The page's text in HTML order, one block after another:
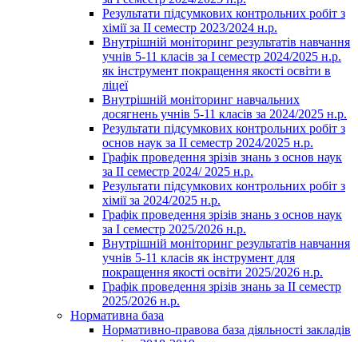
Результати підсумкових контрольних робіт з
хімії за ІІ семестр 2023/2024 н.р.
Внутрішній моніторинг результатів навчання
учнів 5-11 класів за І семестр 2024/2025 н.р.
як інструмент покращення якості освіти в
ліцеї
Внутрішній моніторинг навчальних
досягнень учнів 5-11 класів за 2024/2025 н.р.
Результати підсумкових контрольних робіт з
основ наук за ІІ семестр 2024/2025 н.р.
Графік проведення зрізів знань з основ наук
за ІІ семестр 2024/ 2025 н.р.
Результати підсумкових контрольних робіт з
хімії за 2024/2025 н.р.
Графік проведення зрізів знань з основ наук
за І семестр 2025/2026 н.р.
Внутрішній моніторинг результатів навчання
учнів 5-11 класів як інструмент для
покращення якості освіти 2025/2026 н.р.
Графік проведення зрізів знань за ІІ семестр
2025/2026 н.р.
Нормативна база
Нормативно-правова база діяльності закладів